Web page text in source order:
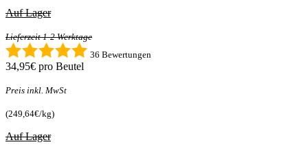
Auf Lager
Lieferzeit 1-2 Werktage
36 Bewertungen
34,95€ pro Beutel
Preis inkl. MwSt
(249,64€/kg)
Auf Lager